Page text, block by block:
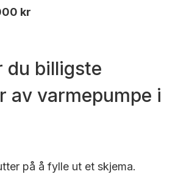
kr
du billigste
av varmepumpe i
på å fylle ut et skjema.